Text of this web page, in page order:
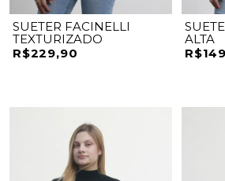
SUETER FACINELLI
TEXTURIZADO
R$229,90
ALTA